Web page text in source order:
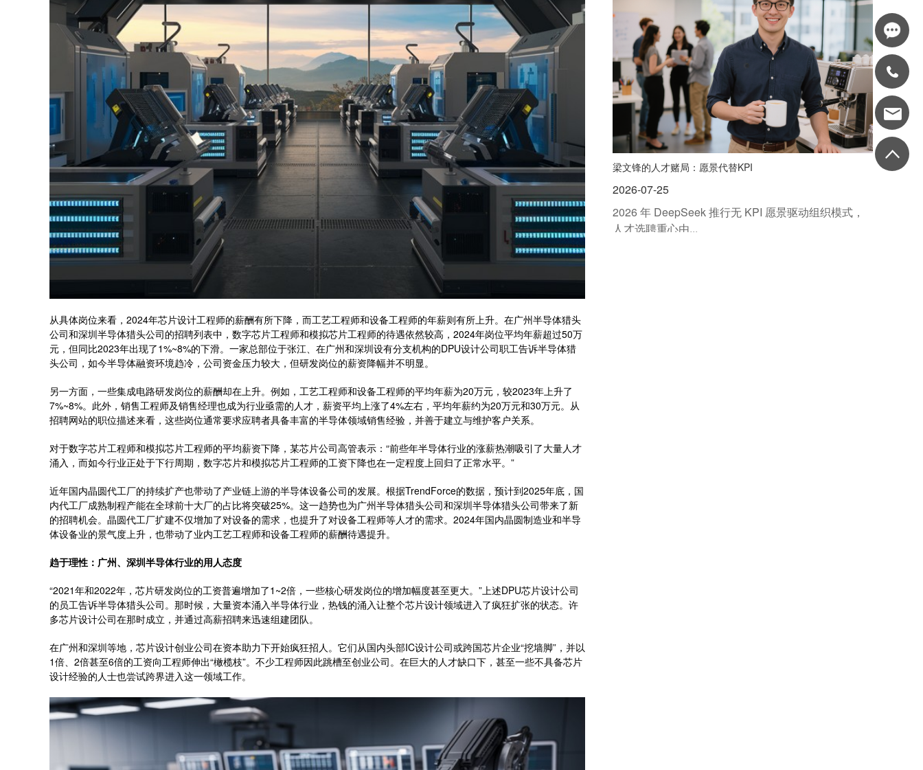
从具体岗位来看，2024年芯片设计工程师的薪酬有所下降，而工艺工程师和设备工程师的年薪则有所上升。在广州半导体猎头
公司和深圳半导体猎头公司的招聘列表中，数字芯片工程师和模拟芯片工程师的待遇依然较高，2024年岗位平均年薪超过50万
元，但同比2023年出现了1%~8%的下滑。一家总部位于张江、在广州和深圳设有分支机构的DPU设计公司职工告诉半导体猎
头公司，如今半导体融资环境趋冷，公司资金压力较大，但研发岗位的薪资降幅并不明显。
另一方面，一些集成电路研发岗位的薪酬却在上升。例如，工艺工程师和设备工程师的平均年薪为20万元，较2023年上升了
7%~8%。此外，销售工程师及销售经理也成为行业亟需的人才，薪资平均上涨了4%左右，平均年薪约为20万元和30万元。从
招聘网站的职位描述来看，这些岗位通常要求应聘者具备丰富的半导体领域销售经验，并善于建立与维护客户关系。
对于数字芯片工程师和模拟芯片工程师的平均薪资下降，某芯片公司高管表示：“前些年半导体行业的涨薪热潮吸引了大量人才
涌入，而如今行业正处于下行周期，数字芯片和模拟芯片工程师的工资下降也在一定程度上回归了正常水平。”
近年国内晶圆代工厂的持续扩产也带动了产业链上游的半导体设备公司的发展。根据TrendForce的数据，预计到2025年底，国
内代工厂成熟制程产能在全球前十大厂的占比将突破25%。这一趋势也为广州半导体猎头公司和深圳半导体猎头公司带来了新
的招聘机会。晶圆代工厂扩建不仅增加了对设备的需求，也提升了对设备工程师等人才的需求。2024年国内晶圆制造业和半导
体设备业的景气度上升，也带动了业内工艺工程师和设备工程师的薪酬待遇提升。
趋于理性：广州、深圳半导体行业的用人态度
“2021年和2022年，芯片研发岗位的工资普遍增加了1~2倍，一些核心研发岗位的增加幅度甚至更大。”上述DPU芯片设计公司
的员工告诉半导体猎头公司。那时候，大量资本涌入半导体行业，热钱的涌入让整个芯片设计领域进入了疯狂扩张的状态。许
多芯片设计公司在那时成立，并通过高薪招聘来迅速组建团队。
在广州和深圳等地，芯片设计创业公司在资本助力下开始疯狂招人。它们从国内头部IC设计公司或跨国芯片企业“挖墙脚”，并以
1倍、2倍甚至6倍的工资向工程师伸出“橄榄枝”。不少工程师因此跳槽至创业公司。在巨大的人才缺口下，甚至一些不具备芯片
设计经验的人士也尝试跨界进入这一领域工作。
梁文锋的人才赌局：愿景代替KPI
2026-07-25
2026 年 DeepSeek 推行无 KPI 愿景驱动组织模式，
人才选聘重心由...